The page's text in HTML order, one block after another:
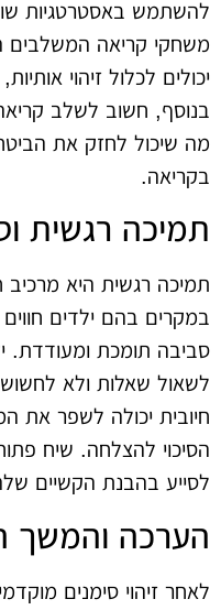
להשתמש באסטרטגיות
משחקי קריאה המשלבים
יכולים לכלול זיהוי
בנוסף, חשוב לשלב
מה שיכול לחזק את
בקריאה.
תמיכה רגשית
תמיכה רגשית היא
במקרים בהם ילדים
סביבה תומכת ומעודדת.
לשאול שאלות ולא
חיובית יכולה לשפר את
הסיכוי להצלחה. שיח
לסייע בהבנת הקשיים
הערכה והמשך
לאחר זיהוי סימנים